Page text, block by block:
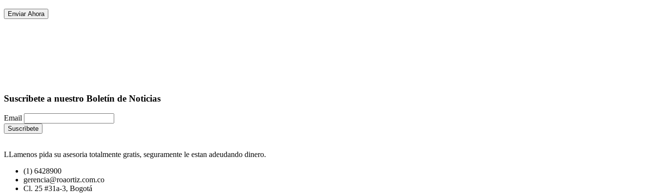
Suscribete a nuestro Boletín de Noticias
Email
LLamenos pida su asesoria totalmente gratis, seguramente le estan adeudando dinero.
(1) 6428900
gerencia@roaortiz.com.co
Cl. 25 #31a-3, Bogotá